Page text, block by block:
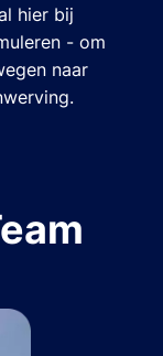
hier bij
- om
naar